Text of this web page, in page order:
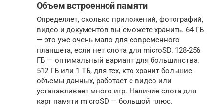
Объем встроенной памяти
Определяет, сколько приложений, фотографий,
видео и документов вы сможете хранить. 64 ГБ
— это уже очень мало для современного
планшета, если нет слота для microSD. 128-256
ГБ — оптимальный вариант для большинства.
512 ГБ или 1 ТБ, для тех, кто хранит большие
объемы данных, работает с видео или
устанавливает много игр. Наличие слота для
карт памяти microSD — большой плюс.